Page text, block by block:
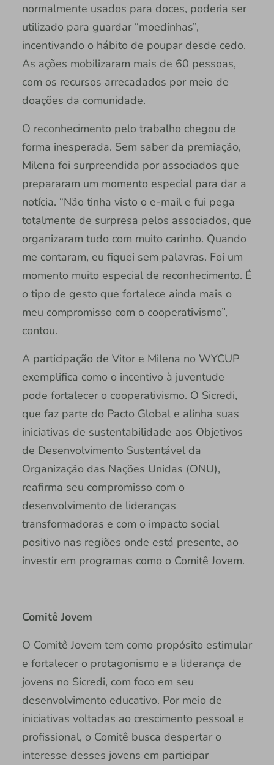
normalmente usados para doces, poderia ser
utilizado para guardar “moedinhas”,
incentivando o hábito de poupar desde cedo.
As ações mobilizaram mais de 60 pessoas,
com os recursos arrecadados por meio de
doações da comunidade.
O reconhecimento pelo trabalho chegou de
forma inesperada. Sem saber da premiação,
Milena foi surpreendida por associados que
prepararam um momento especial para dar a
notícia. “Não tinha visto o e-mail e fui pega
totalmente de surpresa pelos associados, que
organizaram tudo com muito carinho. Quando
me contaram, eu fiquei sem palavras. Foi um
momento muito especial de reconhecimento. É
o tipo de gesto que fortalece ainda mais o
meu compromisso com o cooperativismo”,
contou.
A participação de Vitor e Milena no WYCUP
exemplifica como o incentivo à juventude
pode fortalecer o cooperativismo. O Sicredi,
que faz parte do Pacto Global e alinha suas
iniciativas de sustentabilidade aos Objetivos
de Desenvolvimento Sustentável da
Organização das Nações Unidas (ONU),
reafirma seu compromisso com o
desenvolvimento de lideranças
transformadoras e com o impacto social
positivo nas regiões onde está presente, ao
investir em programas como o Comitê Jovem.
Comitê Jovem
O Comitê Jovem tem como propósito estimular
e fortalecer o protagonismo e a liderança de
jovens no Sicredi, com foco em seu
desenvolvimento educativo. Por meio de
iniciativas voltadas ao crescimento pessoal e
profissional, o Comitê busca despertar o
interesse desses jovens em participar